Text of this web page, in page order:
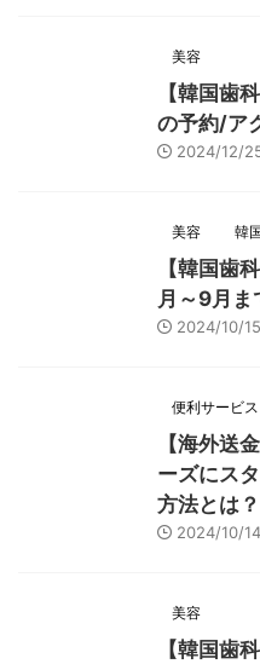
美容
【韓国歯
の予約/ア
2024/12/
美容 韓
【韓国
月～9月ま
2024/10/15
便利サービス
【海外送
ーズにス
方法とは？
2024/10/14
美容
【韓国歯